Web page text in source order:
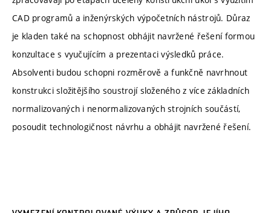
CAD programů a inženýrských výpočetních nástrojů. Důraz
je kladen také na schopnost obhájit navržené řešení formou
konzultace s vyučujícím a prezentaci výsledků práce.
Absolventi budou schopni rozměrově a funkčně navrhnout
konstrukci složitějšího soustrojí složeného z více základních
normalizovaných i nenormalizovaných strojních součástí,
posoudit technologičnost návrhu a obhájit navržené řešení.